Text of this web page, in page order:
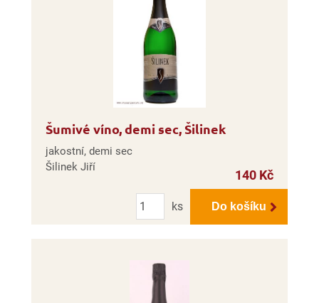
Šumivé víno, demi sec, Šilinek
jakostní, demi sec
Šilinek Jiří
140 Kč
Počet
ks
Do košíku